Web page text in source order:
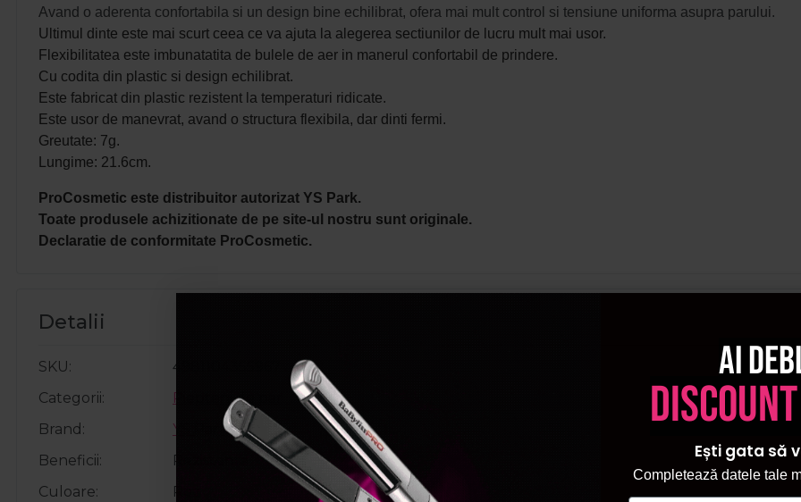
Avand o aderenta confortabila si un design bine echilibrat, ofera mai mult control si tensiune uniforma asupra parului.
Ultimul dinte este mai scurt ceea ce va ajuta la alegerea sectiunilor de lucru mult mai usor.
Flexibilitatea este imbunatatita de bulele de aer in manerul confortabil de prindere.
Cu codita din plastic si design echilibrat.
Este fabricat din plastic rezistent la temperaturi ridicate.
Este usor de manevrat, avand o structura flexibila, dar dinti fermi.
Greutate: 7g.
Lungime: 21.6cm.
ProCosmetic este distribuitor autorizat YS Park.
Toate produsele achizitionate de pe site-ul nostru sunt originale.
Declaratie de conformitate ProCosmetic.
Detalii
SKU
4981104355967
Categorii
Piepteni de par
Brand
YS Park
Beneficii
Rezistenta
Culoare
Roz
Ai
Ești gata să
Completează datele tale